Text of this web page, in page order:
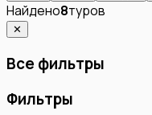
Найдено8туров
✕
Все фильтры
Фильтры